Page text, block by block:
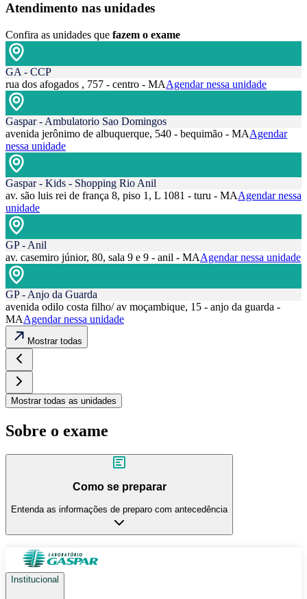
Atendimento nas unidades
Confira as unidades que fazem o exame
GA - CCP
rua dos afogados , 757 - centro - MAAgendar nessa unidade
Gaspar - Ambulatorio Sao Domingos
avenida jerônimo de albuquerque, 540 - bequimão - MAAgendar
nessa unidade
Gaspar - Kids - Shopping Rio Anil
av. são luis rei de frança 8, piso 1, L 1081 - turu - MAAgendar nessa
unidade
GP - Anil
av. casemiro júnior, 80, sala 9 e 9 - anil - MAAgendar nessa unidade
GP - Anjo da Guarda
avenida odilo costa filho/ av moçambique, 15 - anjo da guarda -
MAAgendar nessa unidade
Mostrar todas
Mostrar todas as unidades
Sobre o exame
Como se preparar
Entenda as informações de preparo com antecedência
Institucional